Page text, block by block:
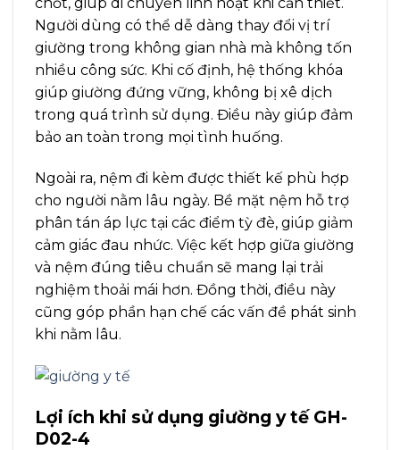
Người dùng có thể dễ dàng thay đổi vị trí
giường trong không gian nhà mà không tốn
nhiều công sức. Khi cố định, hệ thống khóa
giúp giường đứng vững, không bị xê dịch
trong quá trình sử dụng. Điều này giúp đảm
bảo an toàn trong mọi tình huống.
Ngoài ra, nệm đi kèm được thiết kế phù hợp
cho người nằm lâu ngày. Bề mặt nệm hỗ trợ
phân tán áp lực tại các điểm tỳ đè, giúp giảm
cảm giác đau nhức. Việc kết hợp giữa giường
và nệm đúng tiêu chuẩn sẽ mang lại trải
nghiệm thoải mái hơn. Đồng thời, điều này
cũng góp phần hạn chế các vấn đề phát sinh
khi nằm lâu.
Lợi ích khi sử dụng giường y tế GH-
D02-4